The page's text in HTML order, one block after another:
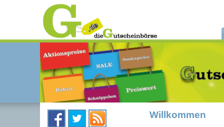
Willkommen